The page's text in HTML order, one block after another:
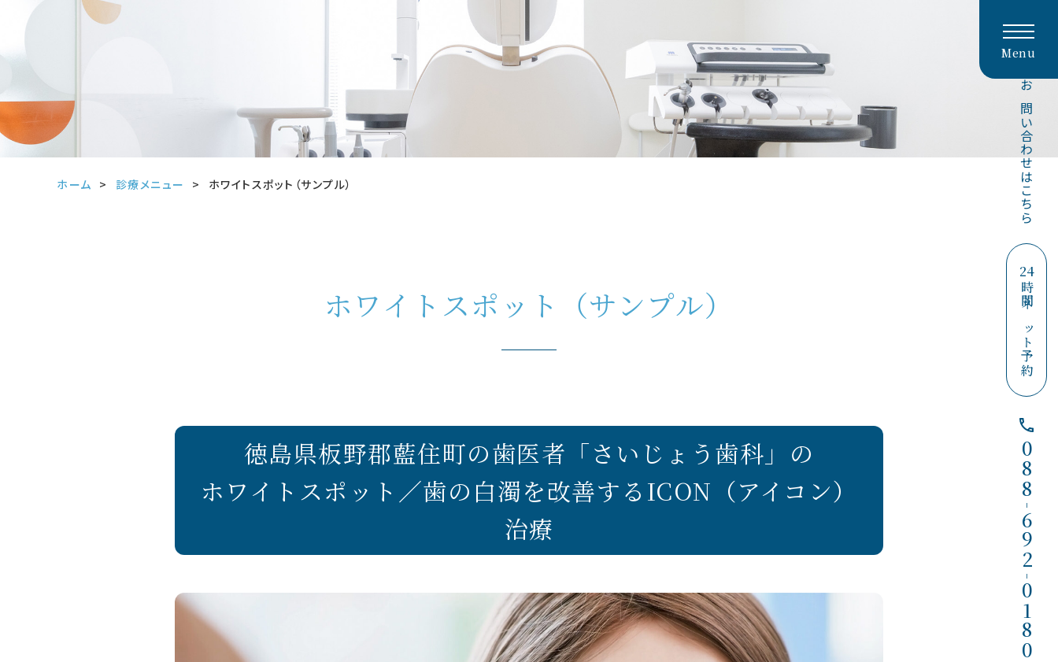
Menu
お問い合わせはこちら
24
時間ネット予約
088
692
0180
ホーム 診療メニュー ホワイトスポット（サンプル）
ホワイトスポット（サンプル）
徳島県板野郡藍住町の歯医者 「さいじょう歯科」の
ホワイトスポット／歯の白濁を改善する ICON（アイコン）
治療